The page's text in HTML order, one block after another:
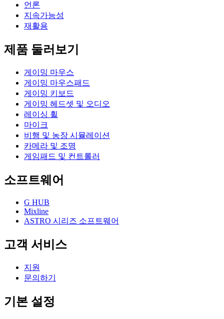
언론
지속가능성
재활용
제품 둘러보기
게이밍 마우스
게이밍 마우스패드
게이밍 키보드
게이밍 헤드셋 및 오디오
레이싱 휠
마이크
비행 및 농장 시뮬레이션
카메라 및 조명
게임패드 및 컨트롤러
소프트웨어
G HUB
Mixline
ASTRO 시리즈 소프트웨어
고객 서비스
지원
문의하기
기본 설정